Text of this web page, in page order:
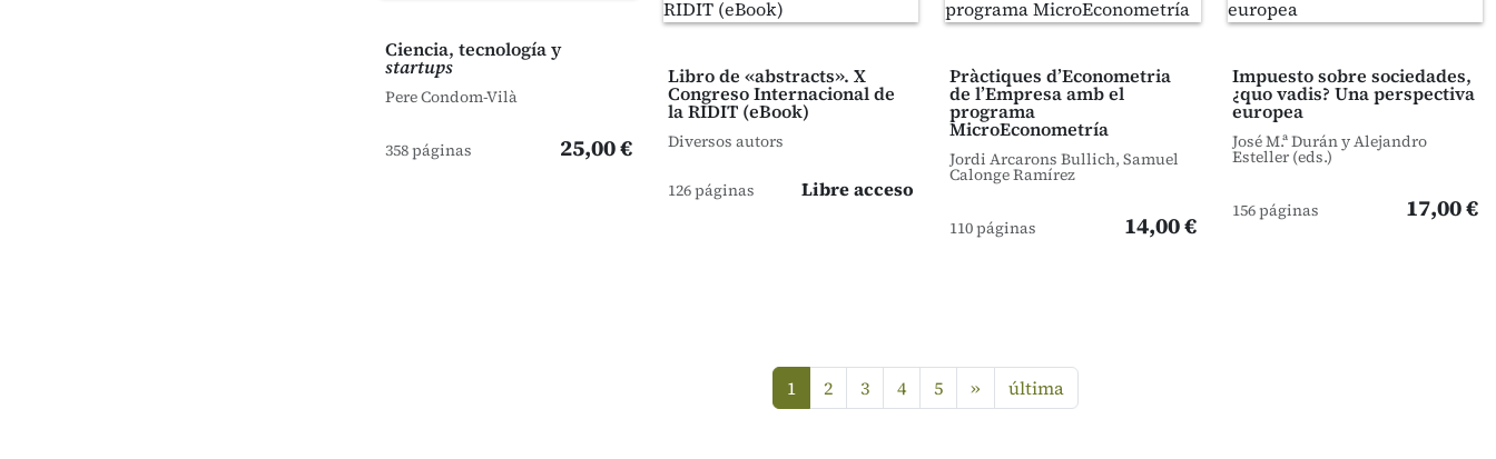
Ciencia, tecnología y
startups
Pere Condom-Vilà
358 páginas 25,00 €
Libro de «abstracts». X
Congreso Internacional de
la RIDIT (eBook)
Diversos autors
126 páginas Libre acceso
Pràctiques d’Econometria
de l’Empresa amb el
programa
MicroEconometría
Jordi Arcarons Bullich, Samuel
Calonge Ramírez
110 páginas 14,00 €
Impuesto sobre sociedades,
¿quo vadis? Una perspectiva
europea
José M.ª Durán y Alejandro
Esteller (eds.)
156 páginas 17,00 €
1
2 3 4 5 »siguiente
última